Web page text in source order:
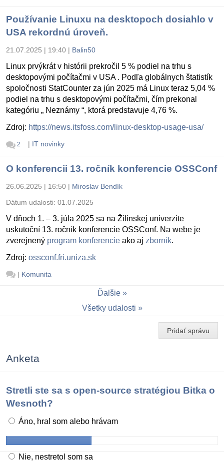
Používanie Linuxu na desktopoch dosiahlo v
USA rekordnú úroveň.
21.07.2025 | 19:40 | Balin50
Linux prvýkrát v histórii prekročil 5 % podiel na trhu s
desktopovými počítačmi v USA . Podľa globálnych štatistík
spoločnosti StatCounter za jún 2025 má Linux teraz 5,04 %
podiel na trhu s desktopovými počítačmi, čím prekonal
kategóriu „ Neznámy “, ktorá predstavuje 4,76 %.
Zdroj: https://news.itsfoss.com/linux-desktop-usage-usa/
2 | IT novinky
O konferencii 13. ročník konferencie OSSConf
26.06.2025 | 16:50 | Miroslav Bendík
Dátum udalosti: 01.07.2025
V dňoch 1. – 3. júla 2025 sa na Žilinskej univerzite
uskutoční 13. ročník konferencie OSSConf. Na webe je
zverejnený program konferencie ako aj zborník.
Zdroj: ossconf.fri.uniza.sk
| Komunita
Ďalšie
Všetky udalosti
Pridať správu
Anketa
Stretli ste sa s open-source stratégiou Bitka o
Wesnoth?
Áno, hral som alebo hrávam
Nie, nestretol som sa